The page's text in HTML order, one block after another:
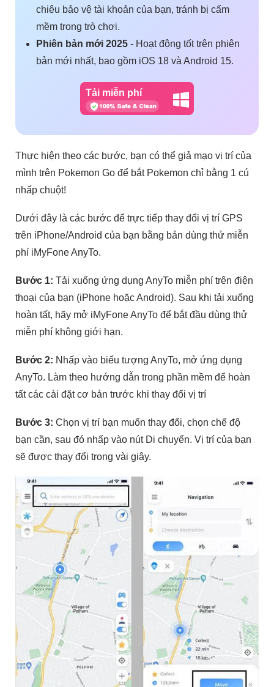
chiêu bảo vệ tài khoản của bạn, tránh bị cấm
mềm trong trò chơi.
Phiên bản mới 2025 - Hoạt động tốt trên phiên
bản mới nhất, bao gồm iOS 18 và Android 15.
Tải miễn phí
Thực hiện theo các bước, bạn có thể giả mạo vị trí của
mình trên Pokemon Go để bắt Pokemon chỉ bằng 1 cú
nhấp chuột!
Dưới đây là các bước để trực tiếp thay đổi vị trí GPS
trên iPhone/Android của bạn bằng bản dùng thử miễn
phí iMyFone AnyTo.
Bước 1: Tải xuống ứng dụng AnyTo miễn phí trên điện
thoại của bạn (iPhone hoặc Android). Sau khi tải xuống
hoàn tất, hãy mở iMyFone AnyTo để bắt đầu dùng thử
miễn phí không giới hạn.
Bước 2: Nhấp vào biểu tượng AnyTo, mở ứng dụng
AnyTo. Làm theo hướng dẫn trong phần mềm để hoàn
tất các cài đặt cơ bản trước khi thay đổi vị trí
Bước 3: Chọn vị trí bạn muốn thay đổi, chọn chế độ
bạn cần, sau đó nhấp vào nút Di chuyển. Vị trí của bạn
sẽ được thay đổi trong vài giây.